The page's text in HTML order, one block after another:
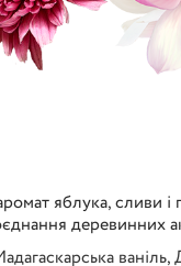
яблука,
ваніль,